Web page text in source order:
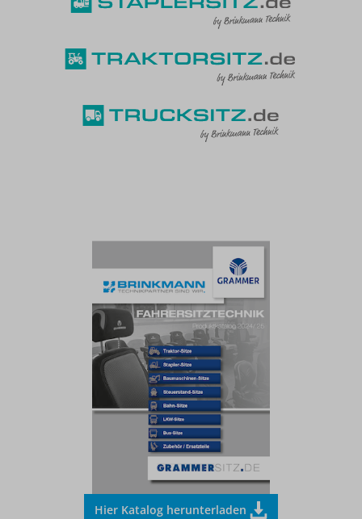
Hier Katalog herunterladen